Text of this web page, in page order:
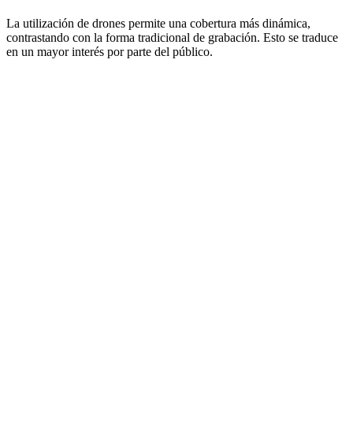
La utilización de drones permite una cobertura más dinámica,
contrastando con la forma tradicional de grabación. Esto se traduce
en un mayor interés por parte del público.